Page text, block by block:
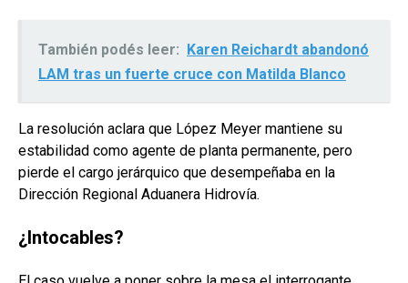
También podés leer: Karen Reichardt abandonó
LAM tras un fuerte cruce con Matilda Blanco
La resolución aclara que López Meyer mantiene su
estabilidad como agente de planta permanente, pero
pierde el cargo jerárquico que desempeñaba en la
Dirección Regional Aduanera Hidrovía.
¿Intocables?